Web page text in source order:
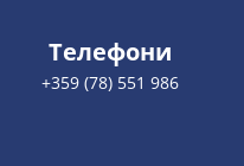
Телефони
+359 (78) 551 986